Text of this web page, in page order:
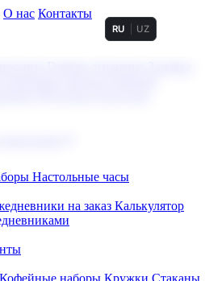
О нас Контакты
RU UZ
Настольные часы
на заказ Калькулятор
Кофейные наборы Кружки Стаканы